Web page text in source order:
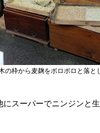
の枠から麦麹をボロボロと落と
スーパーでニンジンと生